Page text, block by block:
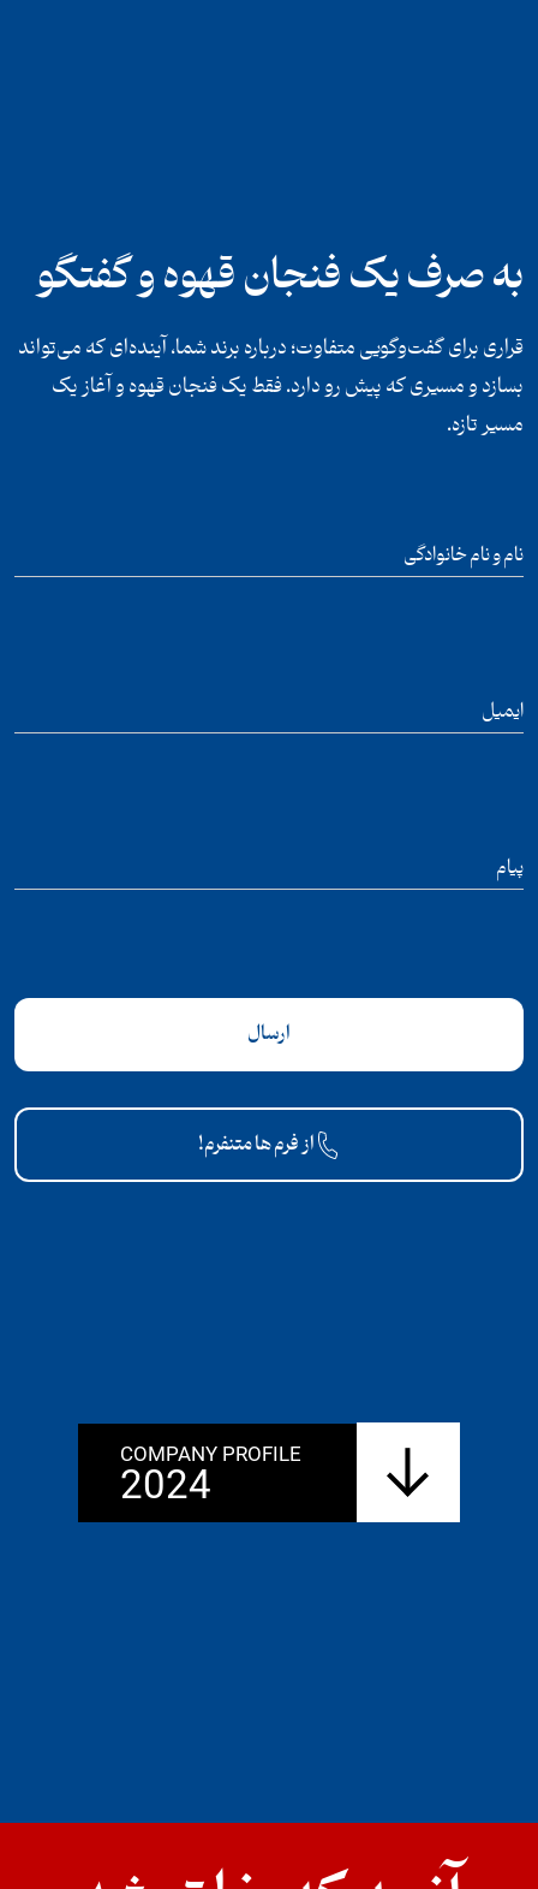
به صرف یک فنجان قهوه و گفتگو
قراری برای گفت‌وگویی متفاوت؛ درباره برند شما، آینده‌ای که می‌تواند
بسازد و مسیری که پیش رو دارد. فقط یک فنجان قهوه و آغاز یک
مسیر تازه.
نام و نام خانوادگی
ایمیل
پیام
ارسال
از فرم ها متنفرم!
COMPANY PROFILE
2024